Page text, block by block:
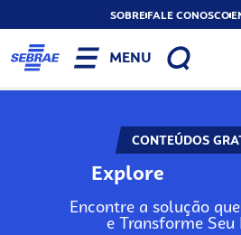
SOBREFALE CONOSCO
MENU
CONTEÚDOS
Explore
Encontre a solução
e Transforme Seu